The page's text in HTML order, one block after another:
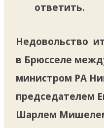
ответить.
Недовольство
в Брюсселе
министром РА
председателем
Шарлем